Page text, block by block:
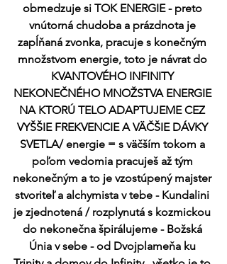
obmedzuje si TOK ENERGIE - preto
vnútorná chudoba a prázdnota je
zapĺňaná zvonka, pracuje s konečným
množstvom energie, toto je návrat do
KVANTOVÉHO INFINITY
NEKONEČNÉHO MNOŽSTVA ENERGIE
NA KTORÚ TELO ADAPTUJEME CEZ
VYŠŠIE FREKVENCIE A VÄČŠIE DÁVKY
SVETLA/ energie = s väčším tokom a
poľom vedomia pracuješ až tým
nekonečným a to je vzostúpený majster
stvoriteľ a alchymista v tebe - Kundalini
je zjednotená / rozplynutá s kozmickou
do nekonečna špirálujeme - Božská
Únia v sebe - od Dvojplameňa ku